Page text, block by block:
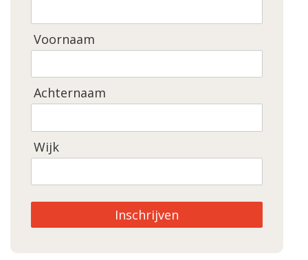
Voornaam
Achternaam
Wijk
Inschrijven